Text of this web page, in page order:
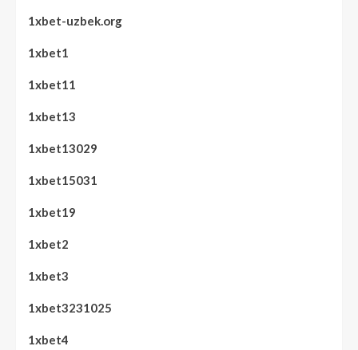
1xbet-uzbek.org
1xbet1
1xbet11
1xbet13
1xbet13029
1xbet15031
1xbet19
1xbet2
1xbet3
1xbet3231025
1xbet4